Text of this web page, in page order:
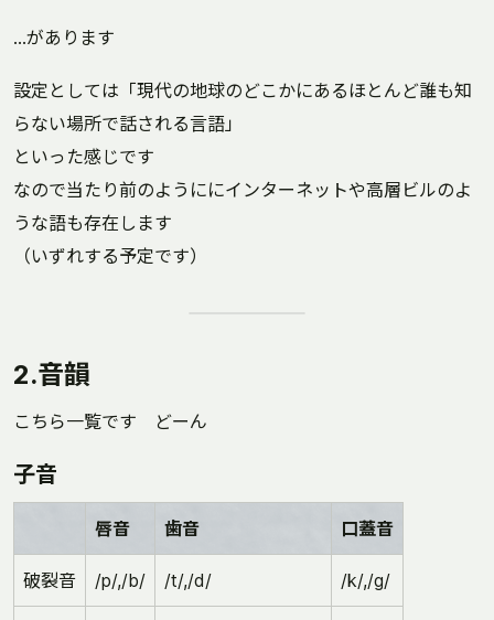
…があります
設定としては「現代の地球のどこかにあるほとんど誰も知
らない場所で話される言語」
といった感じです
なので当たり前のようににインターネットや高層ビルのよ
うな語も存在します
（いずれする予定です）
2.音韻
こちら一覧です どーん
子音
唇音 歯音 口蓋音
破裂音 /p/,/b/ /t/,/d/ /k/,/g/